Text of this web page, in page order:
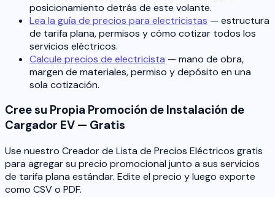
posicionamiento detrás de este volante.
Lea la guía de precios para electricistas — estructura
de tarifa plana, permisos y cómo cotizar todos los
servicios eléctricos.
Calcule precios de electricista — mano de obra,
margen de materiales, permiso y depósito en una
sola cotización.
Cree su Propia Promoción de Instalación de
Cargador EV — Gratis
Use nuestro Creador de Lista de Precios Eléctricos gratis
para agregar su precio promocional junto a sus servicios
de tarifa plana estándar. Edite el precio y luego exporte
como CSV o PDF.